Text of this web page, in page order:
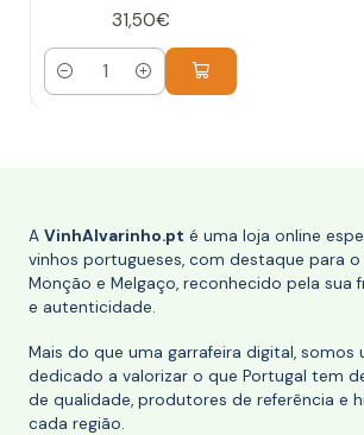
31,50€
Quantidade
A VinhAlvarinho.pt é uma loja online
vinhos portugueses, com destaque para o
Monção e Melgaço, reconhecido pela sua
e autenticidade.
Mais do que uma garrafeira digital, somos
dedicado a valorizar o que Portugal tem
de qualidade, produtores de referência e
cada região.